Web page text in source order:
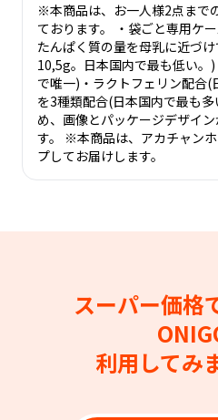
※本商品は、お一人様2点まで
ております。 ・袋ごと専用ケ
たんぱく質の量を母乳に近づ
10,5g。日本国内で最も低い。
で唯一)・ラクトフェリン配合
を3種類配合(日本国内で最も
め、画像とパッケージデザイ
す。 ※本商品は、アカチャン
プしてお届けします。
スーパー価格
利用してみ